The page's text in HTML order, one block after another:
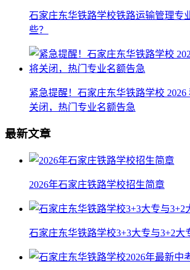
石家庄东华铁路学校铁路运输管理专
些？
紧急提醒！石家庄东华铁路学校
关闭，热门专业名额告急
最新文章
2026年石家庄铁路学校招生简章
石家庄东华铁路学校3+3大专与3+2大